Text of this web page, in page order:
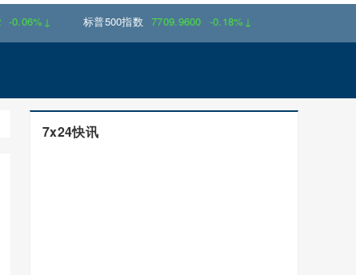
标普500指数 7709.9600 -0.18%↓
7x24快讯